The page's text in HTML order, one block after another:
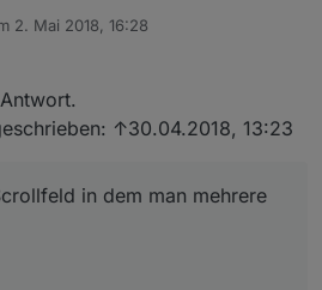
2. Mai 2018, 16:28
von
↑30.04.2018, 13:23
in dem man mehrere